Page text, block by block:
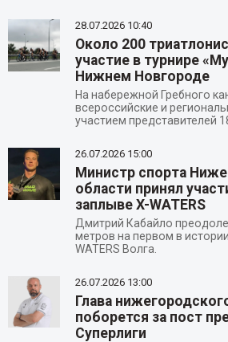
28.07.2026 10:40
Около 200
участие в турнире
Нижнем Новгороде
На набережной Гребного
всероссийские и
участием представителей
26.07.2026 15:00
Министр спорта
области принял
заплыве X-WATERS
Дмитрий Кабайло
метров на первом в
WATERS Волга.
26.07.2026 13:00
Глава
поборется за пост
Суперлиги